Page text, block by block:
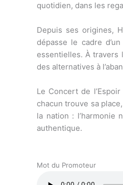
quotidien, dans les
Depuis ses origines,
dépasse le cadre
essentielles. À travers
des alternatives à
Le Concert de
chacun trouve sa
la nation : l’harmonie
authentique.
Mot du Promoteur